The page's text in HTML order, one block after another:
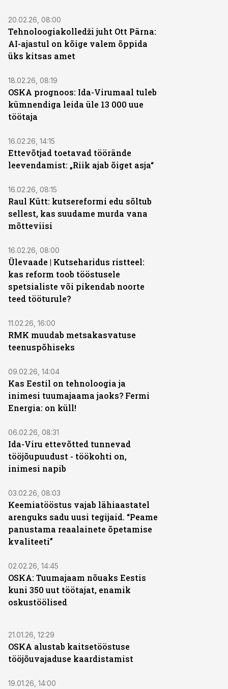
20.02.26, 08:00
Tehnoloogiakolledži juht Ott Pärna:
AI-ajastul on kõige valem õppida
üks kitsas amet
18.02.26, 08:19
OSKA prognoos: Ida-Virumaal tuleb
kümnendiga leida üle 13 000 uue
töötaja
16.02.26, 14:15
Ettevõtjad toetavad töörände
leevendamist: „Riik ajab õiget asja“
16.02.26, 08:15
Raul Kütt: kutsereformi edu sõltub
sellest, kas suudame murda vana
mõtteviisi
16.02.26, 08:00
Ülevaade | Kutseharidus ristteel:
kas reform toob tööstusele
spetsialiste või pikendab noorte
teed tööturule?
11.02.26, 16:00
RMK muudab metsakasvatuse
teenuspõhiseks
09.02.26, 14:04
Kas Eestil on tehnoloogia ja
inimesi tuumajaama jaoks? Fermi
Energia: on küll!
06.02.26, 08:31
Ida-Viru ettevõtted tunnevad
tööjõupuudust - töökohti on,
inimesi napib
03.02.26, 08:03
Keemiatööstus vajab lähiaastatel
arenguks sadu uusi tegijaid. “Peame
panustama reaalainete õpetamise
kvaliteeti”
02.02.26, 14:45
OSKA: Tuumajaam nõuaks Eestis
kuni 350 uut töötajat, enamik
oskustöölised
21.01.26, 12:29
OSKA alustab kaitsetööstuse
tööjõuvajaduse kaardistamist
19.01.26, 14:00